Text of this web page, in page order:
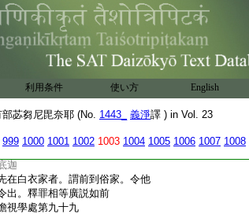
利用条件 使い方 English
苾芻尼毘奈耶 (No. 1443_ 義淨譯 ) in Vol. 23
999 1000 1001 1002 1003 1004 1005 1006 1007 1008
亦爲求宿。村人告曰。有餘尼衆
者亦宜往彼求宿。尼即前入告
我宿。諸尼報言。此處窄狹不容。
宜即得。諸尼聞已蹲跪相容。時
足推排舊尼。諸尼告曰。聖者
。報曰。不能住者任隨意去。諸
羅尼盛壯多力。苦見逼迫命難
起一時而出。尼白苾芻。苾芻白
。廣説乃至制其學處。應如是
迦
在白衣家者。謂前到俗家。令他
出。釋罪相等廣説如前
視學處第九十九